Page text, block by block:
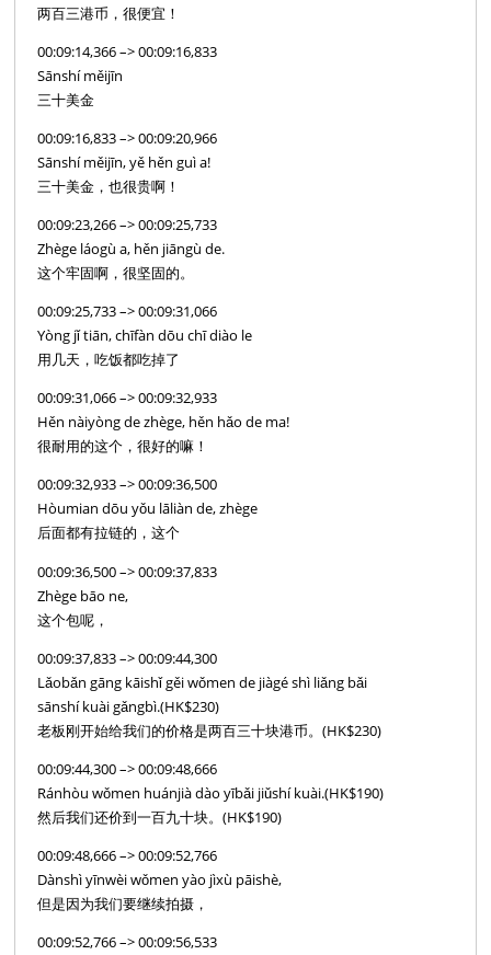
两百三港币，很便宜！
00:09:14,366 –> 00:09:16,833
Sānshí měijīn
三十美金
00:09:16,833 –> 00:09:20,966
Sānshí měijīn, yě hěn guì a!
三十美金，也很贵啊！
00:09:23,266 –> 00:09:25,733
Zhège láogù a, hěn jiāngù de.
这个牢固啊，很坚固的。
00:09:25,733 –> 00:09:31,066
Yòng jǐ tiān, chīfàn dōu chī diào le
用几天，吃饭都吃掉了
00:09:31,066 –> 00:09:32,933
Hěn nàiyòng de zhège, hěn hǎo de ma!
很耐用的这个，很好的嘛！
00:09:32,933 –> 00:09:36,500
Hòumian dōu yǒu lāliàn de, zhège
后面都有拉链的，这个
00:09:36,500 –> 00:09:37,833
Zhège bāo ne,
这个包呢，
00:09:37,833 –> 00:09:44,300
Lǎobǎn gāng kāishǐ gěi wǒmen de jiàgé shì liǎng bǎi
sānshí kuài gǎngbì.(HK$230)
老板刚开始给我们的价格是两百三十块港币。(HK$230)
00:09:44,300 –> 00:09:48,666
Ránhòu wǒmen huánjià dào yībǎi jiǔshí kuài.(HK$190)
然后我们还价到一百九十块。(HK$190)
00:09:48,666 –> 00:09:52,766
Dànshì yīnwèi wǒmen yào jìxù pāishè,
但是因为我们要继续拍摄，
00:09:52,766 –> 00:09:56,533